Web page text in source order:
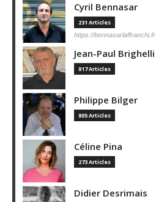
Cyril Bennasar
231 Articles
https://bennasarlaffranchi.fr
Jean-Paul Brighelli
817 Articles
Philippe Bilger
805 Articles
Céline Pina
273 Articles
Didier Desrimais